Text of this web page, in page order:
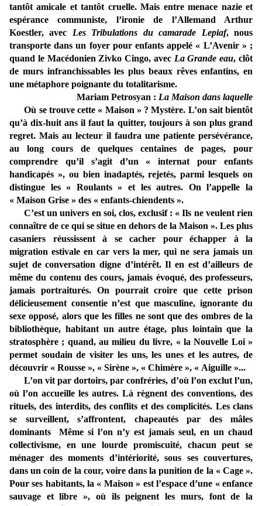
tantôt amicale et tantôt cruelle. Mais entre menace nazie et
espérance communiste, l’ironie de l’Allemand Arthur
Koestler, avec Les Tribulations du camarade Lepiaf, nous
transporte dans un foyer pour enfants appelé « L’Avenir » ;
quand le Macédonien Zivko Cingo, avec La Grande eau, clôt
de murs infranchissables les plus beaux rêves enfantins, en
une métaphore poignante du totalitarisme.
Mariam Petrosyan : La Maison dans laquelle
Où se trouve cette « Maison » ? Mystère. L’on sait bientôt
qu’à dix-huit ans il faut la quitter, toujours à son plus grand
regret. Mais au lecteur il faudra une patiente persévérance,
au long cours de quelques centaines de pages, pour
comprendre qu’il s’agit d’un « internat pour enfants
handicapés », ou bien inadaptés, rejetés, parmi lesquels on
distingue les « Roulants » et les autres. On l’appelle la
« Maison Grise » des « enfants-chiendents ».
C’est un univers en soi, clos, exclusif : « Ils ne veulent rien
connaître de ce qui se situe en dehors de la Maison ». Les plus
casaniers réussissent à se cacher pour échapper à la
migration estivale en car vers la mer, qui ne sera jamais un
sujet de conversation digne d’intérêt. Il en est d’ailleurs de
même du contenu des cours, jamais évoqué, des professeurs,
jamais portraiturés. On pourrait croire que cette prison
délicieusement consentie n’est que masculine, ignorante du
sexe opposé, alors que les filles ne sont que des ombres de la
bibliothèque, habitant un autre étage, plus lointain que la
stratosphère ; quand, au milieu du livre, « la Nouvelle Loi »
permet soudain de visiter les uns, les unes et les autres, de
découvrir « Rousse », « Sirène », « Chimère », « Aiguille »...
L’on vit par dortoirs, par confréries, d’où l’on exclut l’un,
où l’on accueille les autres. Là règnent des conventions, des
rituels, des interdits, des conflits et des complicités. Les clans
se surveillent, s’affrontent, chapeautés par des mâles
dominants Même si l’on n’y est jamais seul, en un chaud
collectivisme, en une lourde promiscuité, chacun peut se
ménager des moments d’intériorité, sous ses couvertures,
dans un coin de la cour, voire dans la punition de la « Cage ».
Pour ses habitants, la « Maison » est l’espace d’une « enfance
sauvage et libre », où ils peignent les murs, font de la